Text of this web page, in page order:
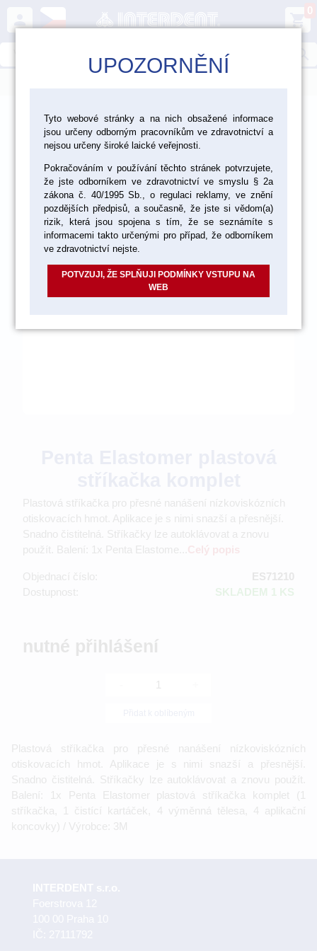
person shopping_cart
0
> Ordinace > Otiskování >
Pomůcky a příslušenství pro zpracování OH
Plastová stříkačka pro přesné nanášení nízkoviskózních
otiskovacích hmot. Aplikace je s nimi snazší a přesnější.
Snadno čistitelná. Stříkačky lze autoklávovat a znovu
použít. Balení: 1x Penta Elastome...
Objednací číslo:
ES71210
Dostupnost:
SKLADEM 1 KS
nutné přihlášení
Plastová stříkačka pro přesné nanášení nízkoviskózních
otiskovacích hmot. Aplikace je s nimi snazší a přesnější.
Snadno čistitelná. Stříkačky lze autoklávovat a znovu použít.
Balení: 1x Penta Elastomer plastová stříkačka komplet (1
stříkačka, 1 čistící kartáček, 4 výměnná tělesa, 4 aplikační
koncovky) / Výrobce: 3M
UPOZORNĚNÍ
Tyto webové stránky a na nich obsažené informace
jsou určeny odborným pracovníkům ve zdravotnictví a
nejsou určeny široké laické veřejnosti.
Pokračováním v používání těchto stránek potvrzujete,
že jste odborníkem ve zdravotnictví ve smyslu § 2a
zákona č. 40/1995 Sb., o regulaci reklamy, ve znění
pozdějších předpisů, a současně, že jste si vědom(a)
rizik, která jsou spojena s tím, že se seznámíte s
informacemi takto určenými pro případ, že odborníkem
ve zdravotnictví nejste.
POTVZUJI, ŽE SPLŇUJI PODMÍNKY VSTUPU NA
WEB